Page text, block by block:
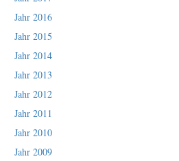
Jahr 2016
Jahr 2015
Jahr 2014
Jahr 2013
Jahr 2012
Jahr 2011
Jahr 2010
Jahr 2009